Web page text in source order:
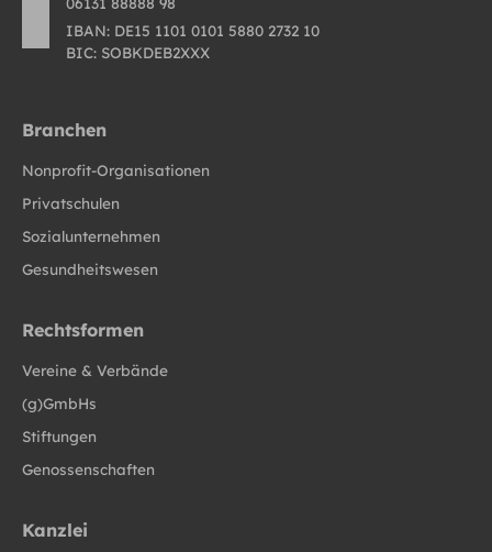
Branchen
Nonprofit-Organisationen
Privatschulen
Sozialunternehmen
Gesundheitswesen
Rechtsformen
Vereine & Verbände
(g)GmbHs
Stiftungen
Genossenschaften
Kanzlei
IBAN: DE15 1101 0101 5880 2732 10
BIC: SOBKDEB2XXX